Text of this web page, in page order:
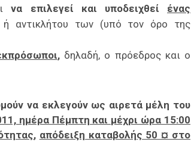
να επιλεγεί και υποδειχθεί ένας
αντικλήτου των (υπό τον όρο της
, δηλαδή, ο πρόεδρος και ο
να εκλεγούν ως αιρετά μέλη του
ημέρα Πέμπτη και μέχρι ώρα 15:00
, απόδειξη καταβολής 50 ¤ στο